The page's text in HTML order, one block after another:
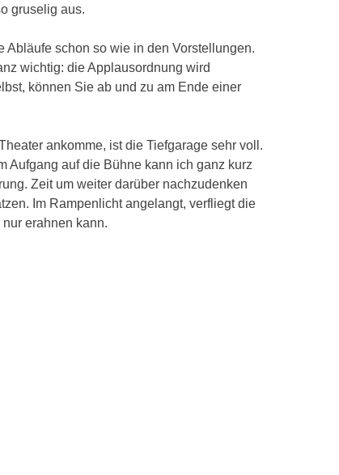
gruselig aus.
Abläufe schon so wie in den Vorstellungen.
wichtig: die Applausordnung wird
können Sie ab und zu am Ende einer
ankomme, ist die Tiefgarage sehr voll.
Aufgang auf die Bühne kann ich ganz kurz
Zeit um weiter darüber nachzudenken
Im Rampenlicht angelangt, verfliegt die
erahnen kann.